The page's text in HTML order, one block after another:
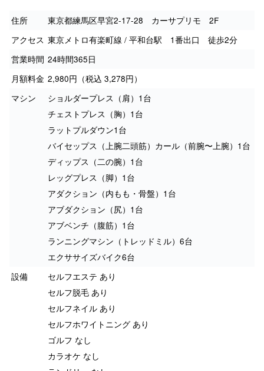
住所
東京都練馬区早宮2-17-28 カーサプリモ 2F
アクセス 東京メトロ有楽町線 / 平和台駅 1番出口 徒歩2分
営業時間 24時間365日
月額料金 2,980円（税込 3,278円）
マシン
ショルダープレス（肩）1台
チェストプレス（胸）1台
ラットプルダウン1台
バイセップス（上腕二頭筋）カール（前腕〜上腕）1台
ディップス（二の腕）1台
レッグプレス（脚）1台
アダクション（内もも・骨盤）1台
アブダクション（尻）1台
アブベンチ（腹筋）1台
ランニングマシン（トレッドミル）6台
エクササイズバイク6台
設備
セルフエステ あり
セルフ脱毛 あり
セルフネイル あり
セルフホワイトニング あり
ゴルフ なし
カラオケ なし